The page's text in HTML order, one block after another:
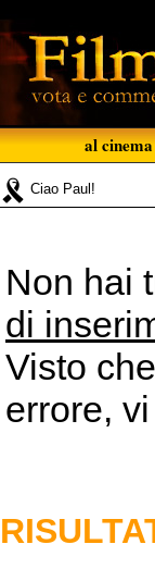
al cinema
Ciao Paul!
Non hai
di
Visto
errore,